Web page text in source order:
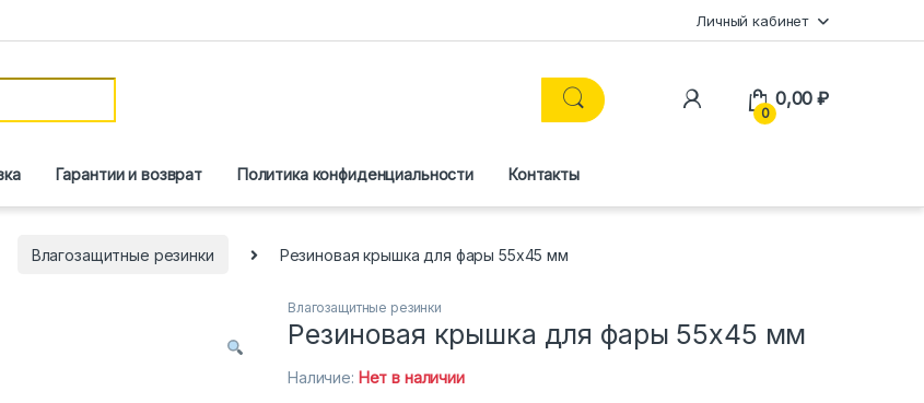
Личный кабинет
0
0,00₽
Гарантии и возврат Политика конфиденциальности Контакты
Влагозащитные резинки Резиновая крышка для фары 55х45 мм
Влагозащитные резинки
Резиновая крышка для фары 55х45 мм
Наличие: Нет в наличии